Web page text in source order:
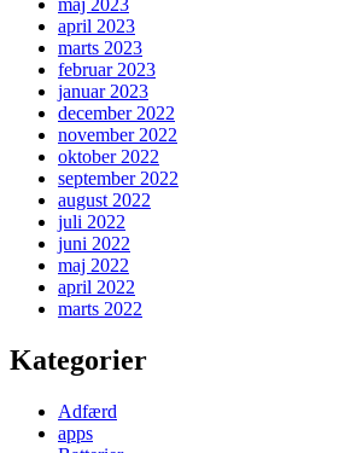
april 2023
marts 2023
februar 2023
januar 2023
december 2022
november 2022
oktober 2022
september 2022
august 2022
juli 2022
juni 2022
maj 2022
april 2022
marts 2022
Kategorier
Adfærd
apps